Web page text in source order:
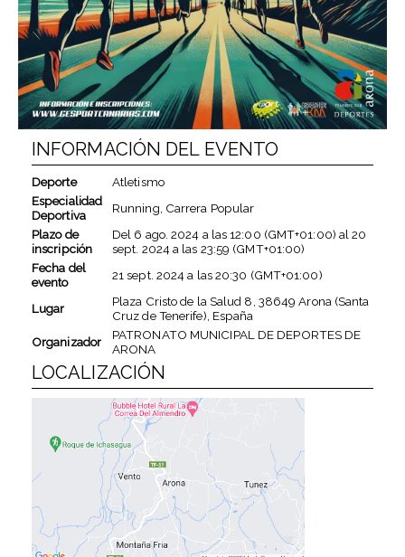
INFORMACIÓN DEL EVENTO
Deporte
Atletismo
Especialidad
Deportiva
Running, Carrera Popular
Plazo de
inscripción
Del 6 ago. 2024 a las12:00 (GMT+01:00) al20
sept. 2024a las 23:59 (GMT+01:00)
Fecha del
evento
21 sept. 2024a las20:30 (GMT+01:00)
Lugar
Plaza Cristo de la Salud 8, 38649 Arona (Santa
Cruz de Tenerife), España
Organizador
PATRONATO MUNICIPAL DE DEPORTES DE
ARONA
LOCALIZACIÓN